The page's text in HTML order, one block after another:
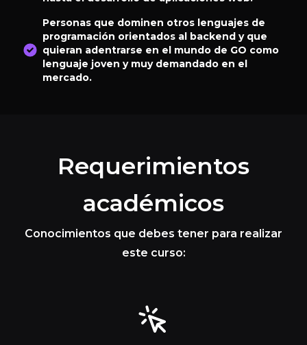
Personas que dominen otros lenguajes de
programación orientados al backend y que
quieran adentrarse en el mundo de GO como
lenguaje joven y muy demandado en el
mercado.
Requerimientos
académicos
Conocimientos que debes tener para realizar
este curso: